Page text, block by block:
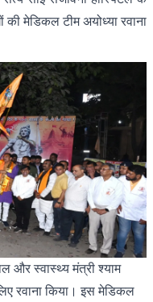
मेडिकल टीम अयोध्या रवाना
और स्वास्थ्य मंत्री श्याम
रवाना किया। इस मेडिकल